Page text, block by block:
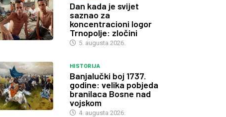
Dan kada je svijet
saznao za
koncentracioni logor
Trnopolje: zločini
5. augusta 2026.
HISTORIJA
Banjalučki boj 1737.
godine: velika pobjeda
branilaca Bosne nad
vojskom
4. augusta 2026.